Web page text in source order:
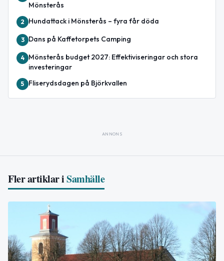
Mönsterås
2 Hundattack i Mönsterås – fyra får döda
3 Dans på Kaffetorpets Camping
4
Mönsterås budget 2027: Effektiviseringar och stora
investeringar
5 Fliserydsdagen på Björkvallen
ANNONS
Fler artiklar iSamhälle